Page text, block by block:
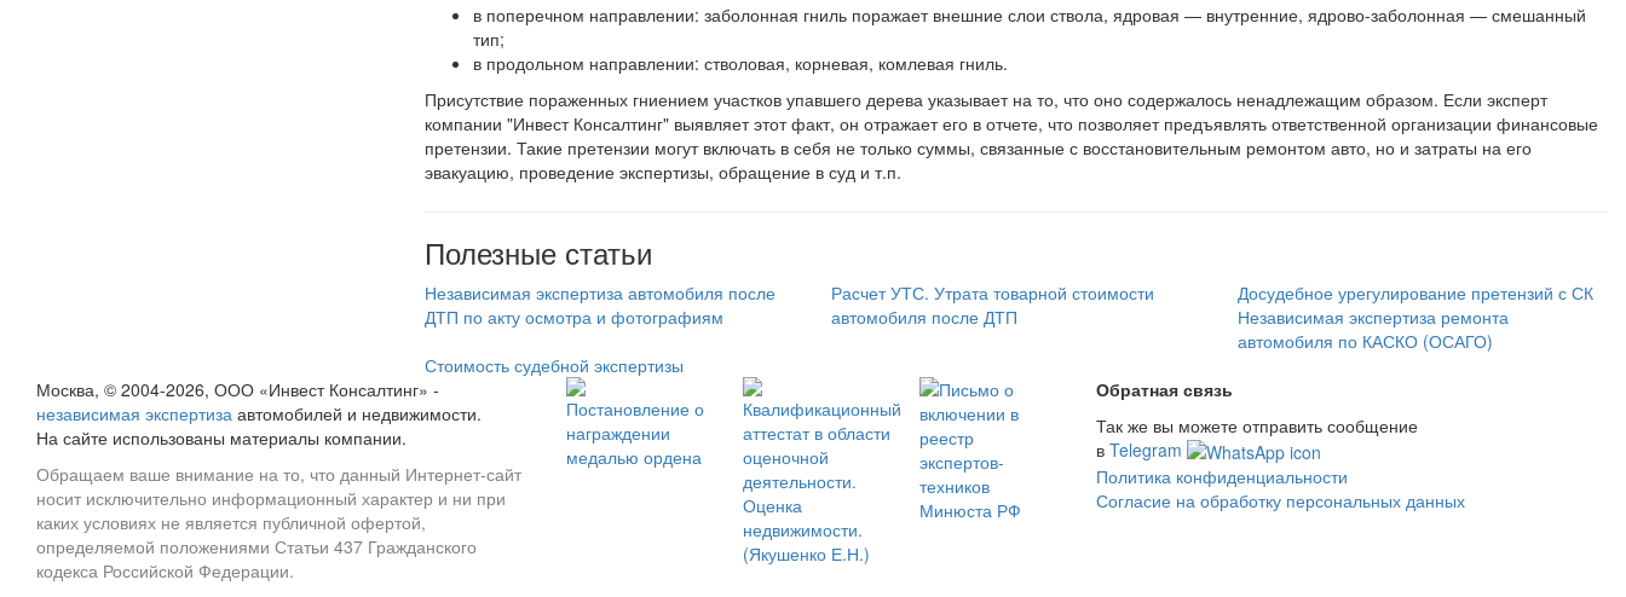
в поперечном направлении: заболонная гниль поражает внешние слои ствола, ядровая — внутренние, ядрово-заболонная — смешанный
тип;
в продольном направлении: стволовая, корневая, комлевая гниль.
Присутствие пораженных гниением участков упавшего дерева указывает на то, что оно содержалось ненадлежащим образом. Если эксперт
компании "Инвест Консалтинг" выявляет этот факт, он отражает его в отчете, что позволяет предъявлять ответственной организации финансовые
претензии. Такие претензии могут включать в себя не только суммы, связанные с восстановительным ремонтом авто, но и затраты на его
эвакуацию, проведение экспертизы, обращение в суд и т.п.
Полезные статьи
Независимая экспертиза автомобиля после
ДТП по акту осмотра и фотографиям
Расчет УТС. Утрата товарной стоимости
автомобиля после ДТП
Досудебное урегулирование претензий с СК
Независимая экспертиза ремонта
автомобиля по КАСКО (ОСАГО)
Стоимость судебной экспертизы
Москва, © 2004-2026, ООО «Инвест Консалтинг» -
независимая экспертиза автомобилей и недвижимости.
На сайте использованы материалы компании.
Обращаем ваше внимание на то, что данный Интернет-сайт
носит исключительно информационный характер и ни при
каких условиях не является публичной офертой,
определяемой положениями Статьи 437 Гражданского
кодекса Российской Федерации.
Обратная связь
Так же вы можете отправить сообщение
в Telegram
Политика конфиденциальности
Согласие на обработку персональных данных